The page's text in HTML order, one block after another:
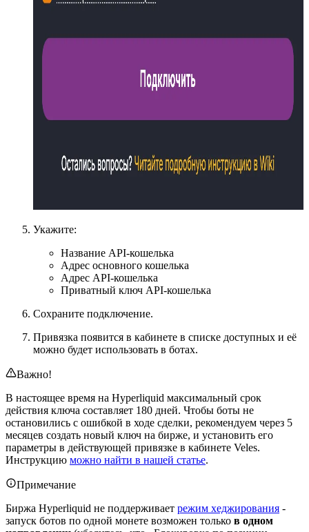
Укажите:
Название API-кошелька
Адрес основного кошелька
Адрес API-кошелька
Приватный ключ API-кошелька
Сохраните подключение.
Привязка появится в кабинете в списке доступных и её
можно будет использовать в ботах.
Важно!
В настоящее время на Hyperliquid максимальный срок
действия ключа составляет 180 дней. Чтобы боты не
остановились с ошибкой в ходе сделки, рекомендуем через 5
месяцев создать новый ключ на бирже, и установить его
параметры в действующей привязке в кабинете Veles.
Инструкцию можно найти в нашей статье.
Примечание
Биржа Hyperliquid не поддерживает режим хеджирования -
запуск ботов по одной монете возможен только в одном